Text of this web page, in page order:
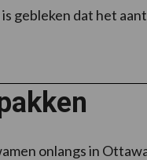
gebleken dat het
onlangs in